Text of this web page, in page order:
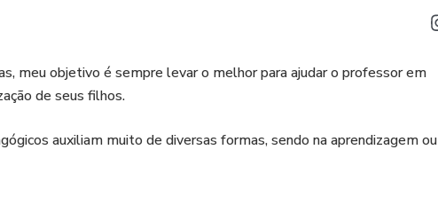
meu objetivo é sempre levar o melhor para ajudar o professor em
de seus filhos.
auxiliam muito de diversas formas, sendo na aprendizagem ou